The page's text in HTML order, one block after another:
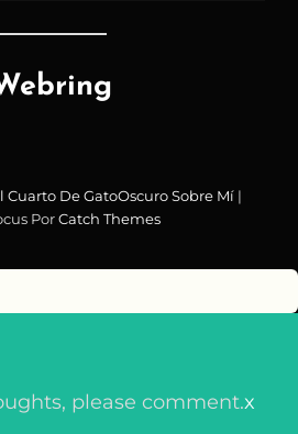
Cuarto De GatoOscuro Sobre Mí|
PorCatch Themes
please comment.x